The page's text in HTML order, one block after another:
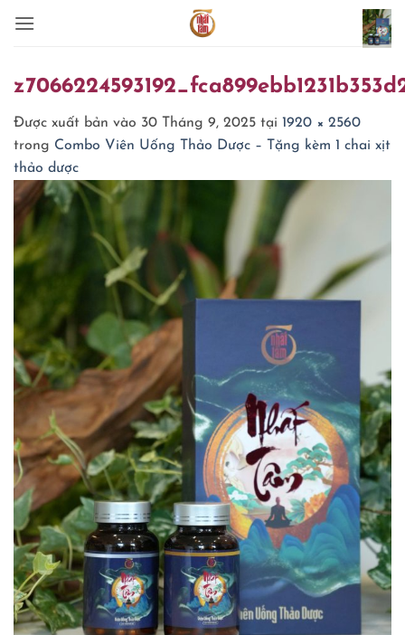
qua
dung
Được xuất bản vào 30 Tháng 9, 2025 tại 1920 × 2560
trong Combo Viên Uống Thảo Dược – Tặng kèm 1 chai xịt
thảo dược